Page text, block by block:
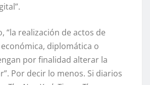
“la realización de actos de
diplomática o
por finalidad alterar la
Por decir lo menos. Si diarios